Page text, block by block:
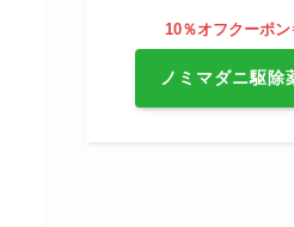
10％オフクーポ
ノミマダニ駆除